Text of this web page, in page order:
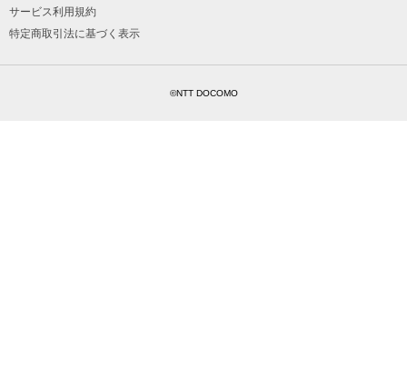
サービス利用規約
特定商取引法に基づく表示
©NTT DOCOMO